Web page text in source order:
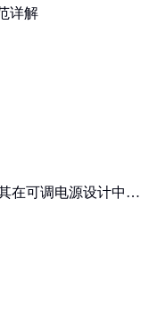
详解
在可调电源设计中的